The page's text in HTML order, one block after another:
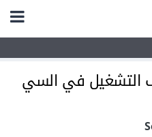
التشغيل في السي